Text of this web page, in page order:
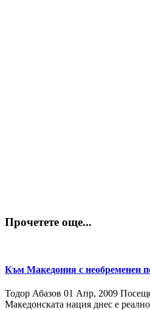
Прочетете още...
Към Македония с необременен
Тодор Абазов 01 Апр, 2009
Македонската нация днес е